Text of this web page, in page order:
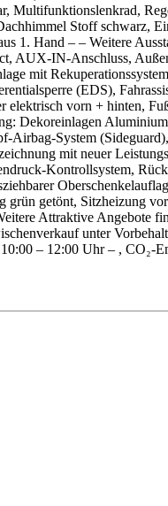
Multifunktionslenkrad,
Stoff schwarz,
1. Hand – – Weitere
AUX-IN-Anschluss,
mit
(EDS),
elektrisch vorn + hinten,
Dekoreinlagen
System
mit neuer
Kontrollsystem,
getönt, Sitzheizung
Attraktive Angebote
unter
– 12:00 Uhr – , CO₂-